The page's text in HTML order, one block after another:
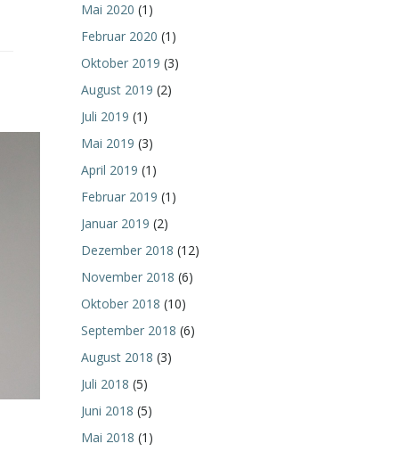
Mai 2020 (1)
Februar 2020 (1)
Oktober 2019 (3)
August 2019 (2)
Juli 2019 (1)
Mai 2019 (3)
April 2019 (1)
Februar 2019 (1)
Januar 2019 (2)
Dezember 2018 (12)
November 2018 (6)
Oktober 2018 (10)
September 2018 (6)
August 2018 (3)
Juli 2018 (5)
Juni 2018 (5)
Mai 2018 (1)